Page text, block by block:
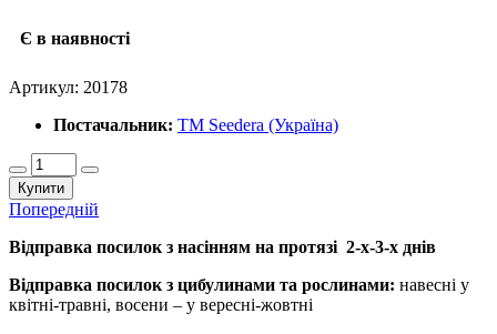
Є в наявності
Артикул: 20178
Постачальник: ТМ Seedera (Україна)
Купити
Попередній
Відправка посилок з насінням на протязі 2-х-3-х днів
Відправка посилок з цибулинами та рослинами: навесні у
квітні-травні, восени – у вересні-жовтні